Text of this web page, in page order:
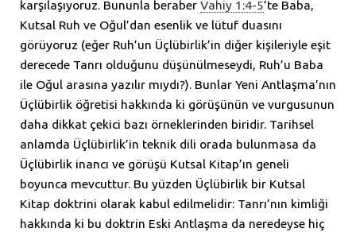
karşılaşıyoruz. Bununla beraber Vahiy 1:4-5’te Baba,
Kutsal Ruh ve Oğul’dan esenlik ve lütuf duasını
görüyoruz (eğer Ruh’un Üçlübirlik’in diğer kişileriyle eşit
derecede Tanrı olduğunu düşünülmeseydi, Ruh’u Baba
ile Oğul arasına yazılır mıydı?). Bunlar Yeni Antlaşma’nın
Üçlübirlik öğretisi hakkında ki görüşünün ve vurgusunun
daha dikkat çekici bazı örneklerinden biridir. Tarihsel
anlamda Üçlübirlik’in teknik dili orada bulunmasa da
Üçlübirlik inancı ve görüşü Kutsal Kitap’ın geneli
boyunca mevcuttur. Bu yüzden Üçlübirlik bir Kutsal
Kitap doktrini olarak kabul edilmelidir: Tanrı’nın kimliği
hakkında ki bu doktrin Eski Antlaşma da neredeyse hiç